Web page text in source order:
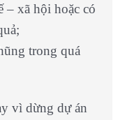
– xã hội hoặc có
trong quá
vì dừng dự án